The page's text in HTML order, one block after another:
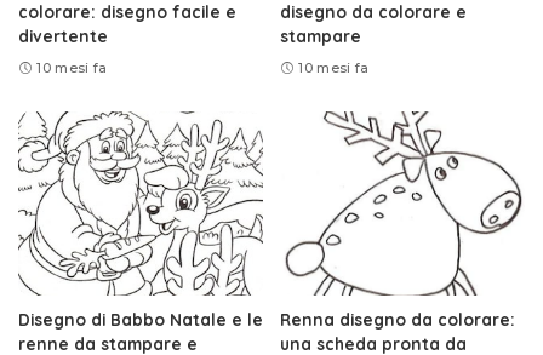
colorare: disegno facile e
divertente
10 mesi fa
disegno da colorare e
stampare
10 mesi fa
Disegno di Babbo Natale e le
renne da stampare e
Renna disegno da colorare:
una scheda pronta da